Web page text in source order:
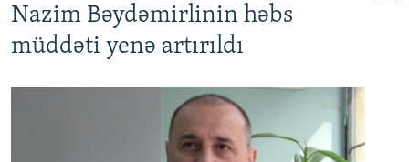
Axtarışa
QANUNI DOĞRU
Nazim Bəydəmirlinin həbs
müddəti yenə artırıldı